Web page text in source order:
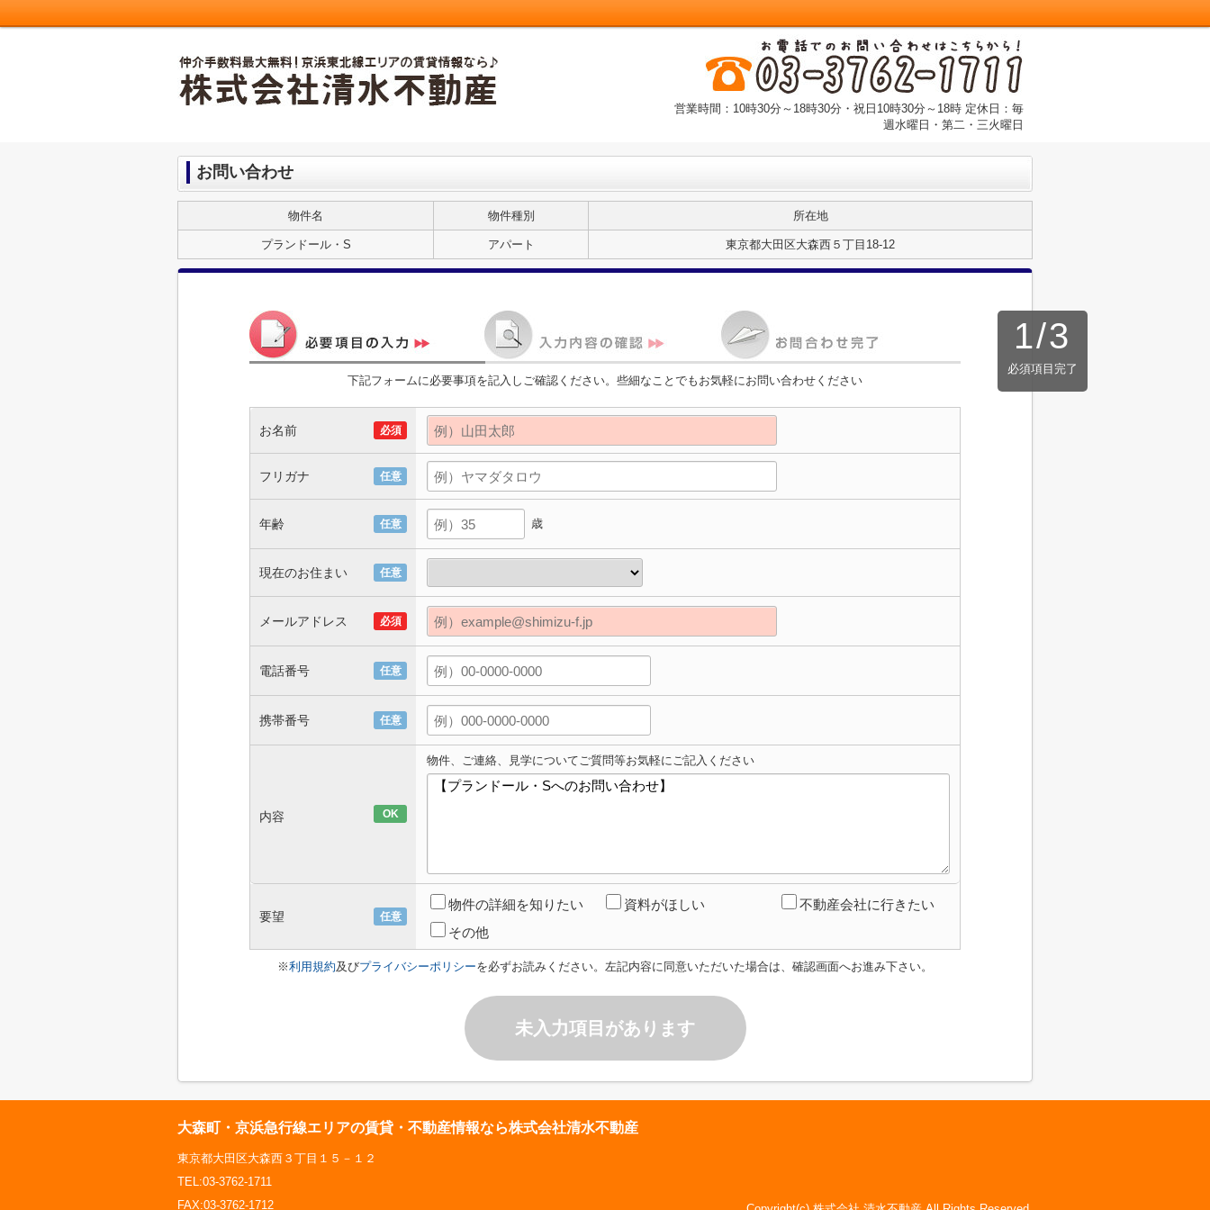
営業時間：10時30分～18時30分・祝日10時30分～18時 定休日：毎
週水曜日・第二・三火曜日
お問い合わせ
物件名 物件種別 所在地
プランドール・S アパート 東京都大田区大森西５丁目18-12
1/3
必須項目完了
下記フォームに必要事項を記入しご確認ください。些細なことでもお気軽にお問い合わせください
お名前 必須
フリガナ 任意
年齢 任意 歳
現在のお住まい 任意
メールアドレス 必須
電話番号 任意
携帯番号 任意
内容 OK
物件、ご連絡、見学についてご質問等お気軽にご記入ください
要望 任意
物件の詳細を知りたい 資料がほしい
不動産会社に行きたい
その他
※利用規約及びプライバシーポリシーを必ずお読みください。左記内容に同意いただいた場合は、確認画面へお進み下さい。
未入力項目があります
大森町・京浜急行線エリアの賃貸・不動産情報なら株式会社清水不動産
東京都大田区大森西３丁目１５－１２
TEL:03-3762-1711
FAX:03-3762-1712